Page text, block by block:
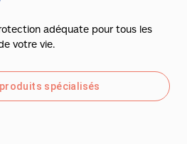
adéquate pour tous les
votre vie.
spécialisés